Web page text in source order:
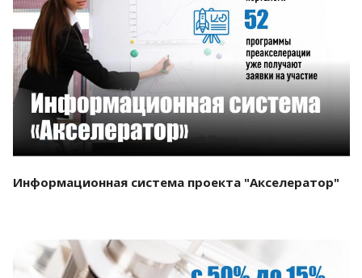
Смотреть проект
Информационная система проекта "Акселератор"